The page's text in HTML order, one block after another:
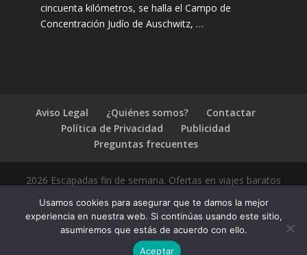
cincuenta kilómetros, se halla el Campo de
Concentración Judío de Auschwitz, …
Aviso Legal ¿Quiénes somos?
Contactar
Política de Privacidad
Publicidad
Preguntas frecuentes
2026 Escapadas fin de semana. Ofertas en viajes baratos
Usamos cookies para asegurar que te damos la mejor
experiencia en nuestra web. Si continúas usando este sitio,
asumiremos que estás de acuerdo con ello.
Aceptar